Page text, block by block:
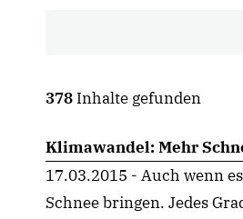
378 Inhalte gefunden
Klimawandel: Mehr
17.03.2015 - Auch wenn
Schnee bringen. Jedes